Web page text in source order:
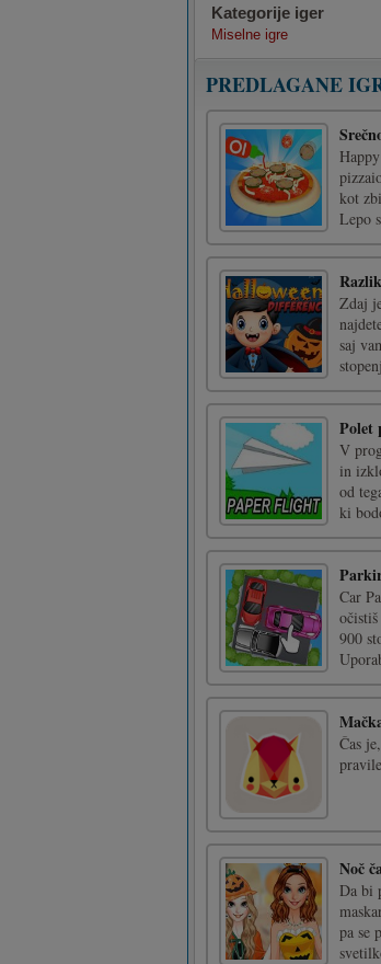
Kategorije iger
Miselne igre
PREDLAGANE
kot
Lepo
Zdaj
saj
Polet
V
in
od
ki
Car
900
Čas
Noč
Da bi
pa se